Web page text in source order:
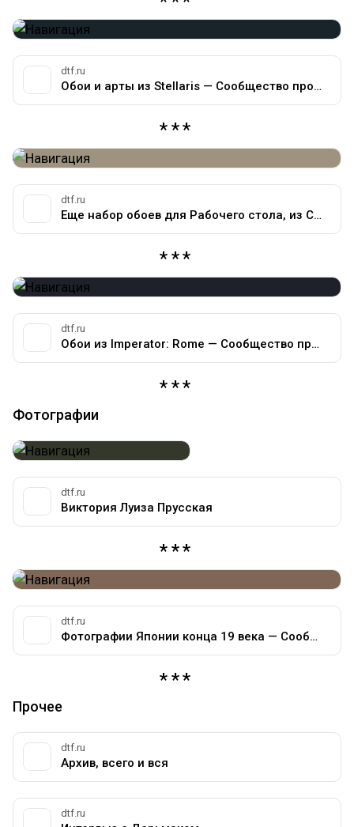
dtf.ru
Обои и арты из Stellaris — Сообщество про игры компании Paradox на DTF
dtf.ru
Еще набор обоев для Рабочего стола, из Crusader Kings III — Сообщество про игры компании Paradox на DTF
dtf.ru
Обои из Imperator: Rome — Сообщество про игры компании Paradox на DTF
Фотографии
dtf.ru
Виктория Луиза Прусская
dtf.ru
Фотографии Японии конца 19 века — Сообщество, посвящённое стране Япония на DTF
Прочее
dtf.ru
Архив, всего и вся
dtf.ru